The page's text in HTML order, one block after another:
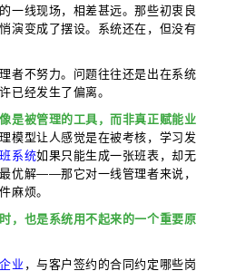
一线现场，相差甚远。那些初衷良
演变成了摆设。系统还在，但没有
者不努力。问题往往还是出在系统
已经发生了偏离。
是被管理的工具，而非真正赋能业
模型让人感觉是在被考核，学习发
系统如果只能生成一张班表，却无
优解——那它对一线管理者来说，
麻烦。
，也是系统用不起来的一个重要原
业 ，与客户签约的合同约定哪些岗